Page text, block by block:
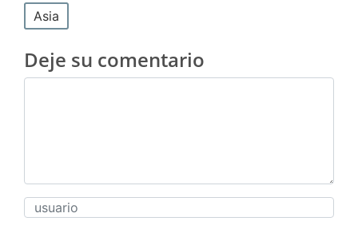
Asia
Deje su comentario